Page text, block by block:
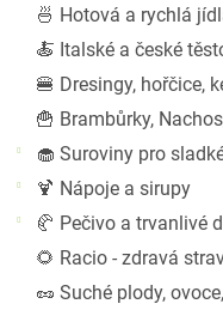
🍜 Hotová a rychlá
🍝 Italské a české
🍔 Dresingy, hořčice,
🍟 Brambůrky,
🧁 Suroviny pro
🍹 Nápoje a sirupy
🥐 Pečivo a trvanlivé
🌻 Racio - zdravá
🥜 Suché plody,